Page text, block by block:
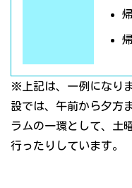
※上記は、一例になり
設では、午前から夕方
ラムの一環として、土
行ったりしています。